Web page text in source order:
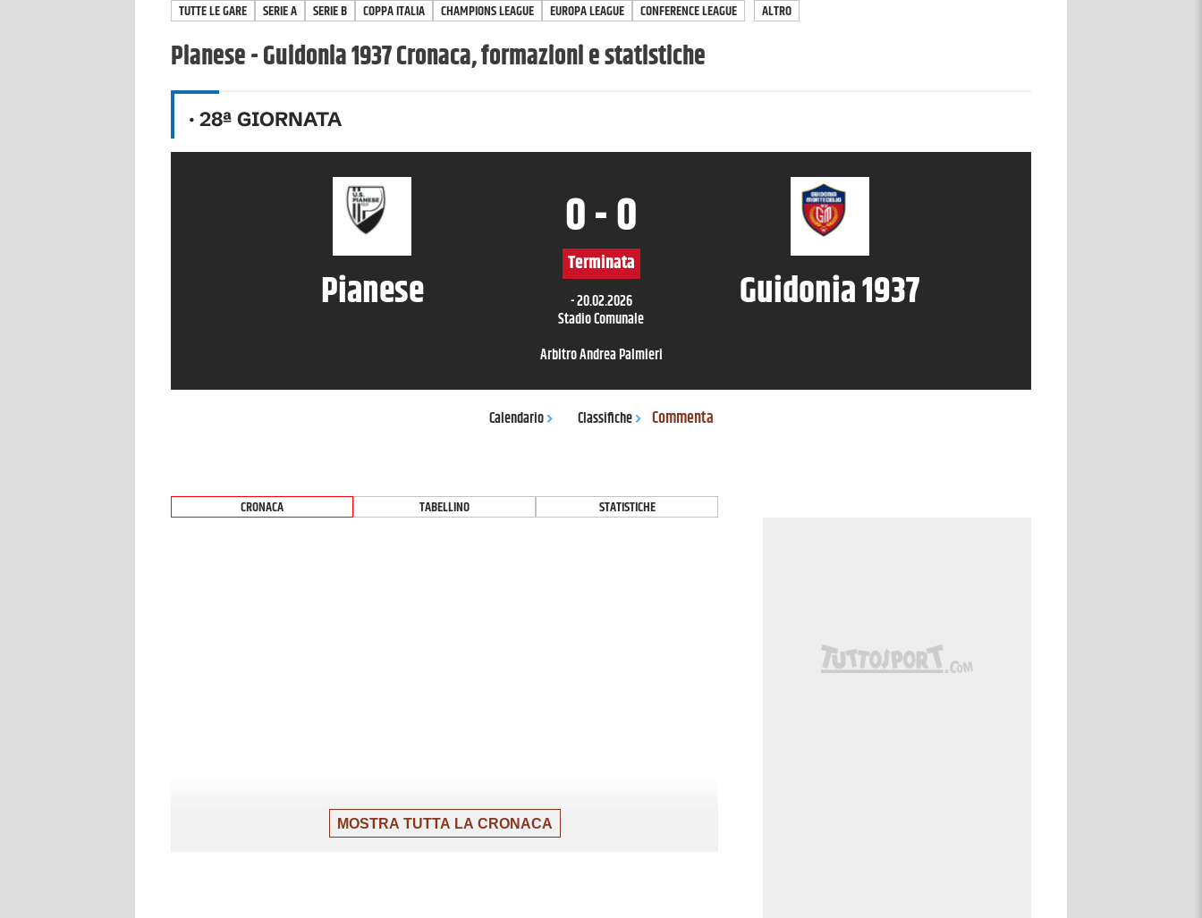
TUTTE LE GARE SERIE A SERIE B COPPA ITALIA CHAMPIONS LEAGUE EUROPA LEAGUE CONFERENCE LEAGUE ALTRO
Pianese - Guidonia 1937 Cronaca, formazioni e statistiche
· 28ª GIORNATA
Pianese Guidonia 1937
0-0
Terminata
-20.02.2026
Stadio Comunale
ArbitroAndrea Palmieri
Calendario Classifiche Commenta
CRONACA TABELLINO STATISTICHE
MOSTRA TUTTA LA CRONACA